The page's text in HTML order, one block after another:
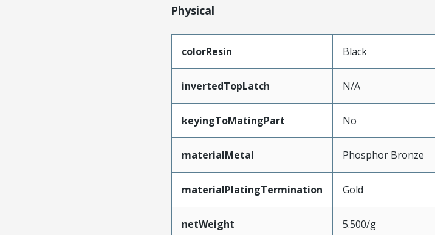
Physical
colorResin Black
invertedTopLatch N/A
keyingToMatingPart No
materialMetal Phosphor Bronze
materialPlatingTermination Gold
netWeight 5.500/g